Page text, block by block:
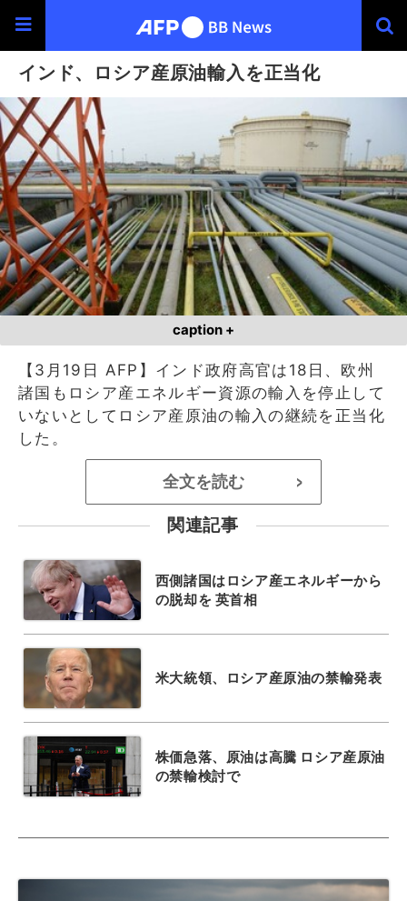
インド、ロシア産原油輸入を正当化
caption +
【3月19日 AFP】インド政府高官は18日、欧州
諸国もロシア産エネルギー資源の輸入を停止して
いないとしてロシア産原油の輸入の継続を正当化
した。
全文を読む >
関連記事
西側諸国はロシア産エネルギーから
の脱却を 英首相
米大統領、ロシア産原油の禁輸発表
株価急落、原油は高騰 ロシア産原油
の禁輸検討で